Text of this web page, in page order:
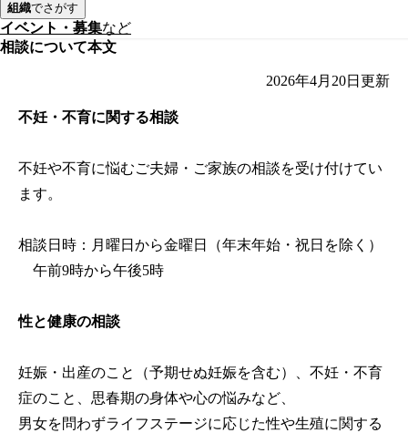
組織でさがす
イベント・募集など
相談について本文
2026年4月20日 更新
不妊・不育に関する相談
不妊や不育に悩むご夫婦・ご家族の相談を受け付けてい
ます。
相談日時：月曜日から金曜日（年末年始・祝日を除く）
午前9時から午後5時
性と健康の相談
妊娠・出産のこと（予期せぬ妊娠を含む）、不妊・不育
症のこと、思春期の身体や心の悩みなど、
男女を問わずライフステージに応じた性や生殖に関する